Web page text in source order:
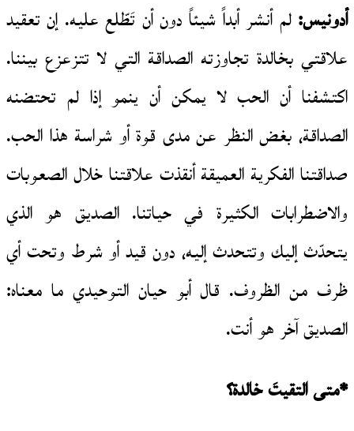
أدونيس:لم أنشر أبداً شيئاً دون أن تَطّلع عليه. إن تعقيد
علاقتي بخالدة تجاوزته الصداقة التي لا تتزعزع بيننا.
اكتشفنا أن الحب لا يمكن أن ينمو إذا لم تحتضنه
الصداقة، بغض النظر عن مدى قوة أو شراسة هذا الحب.
صداقتنا الفكرية العميقة أنقذت علاقتنا خلال الصعوبات
والاضطرابات الكثيرة في حياتنا. الصديق هو الذي
يتحدّث إليك وتتحدث إليه، دون قيد أو شرط وتحت أي
ظرف من الظروف. قال أبو حيان التوحيدي ما معناه:
الصديق آخر هو أنت.
*متى التقيتَ خالدة؟